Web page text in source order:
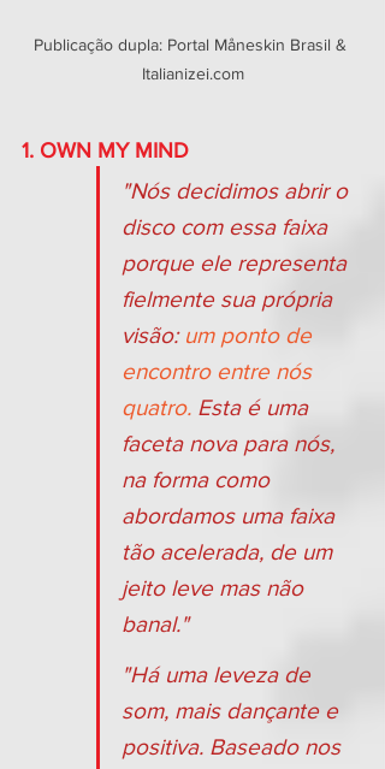
Publicação dupla: Portal Måneskin Brasil &
Italianizei.com
1. OWN MY MIND
"Nós decidimos abrir o
disco com essa faixa
porque ele representa
fielmente sua própria
visão: um ponto de
encontro entre nós
quatro. Esta é uma
faceta nova para nós,
na forma como
abordamos uma faixa
tão acelerada, de um
jeito leve mas não
banal."
"Há uma leveza de
som, mais dançante e
positiva. Baseado nos